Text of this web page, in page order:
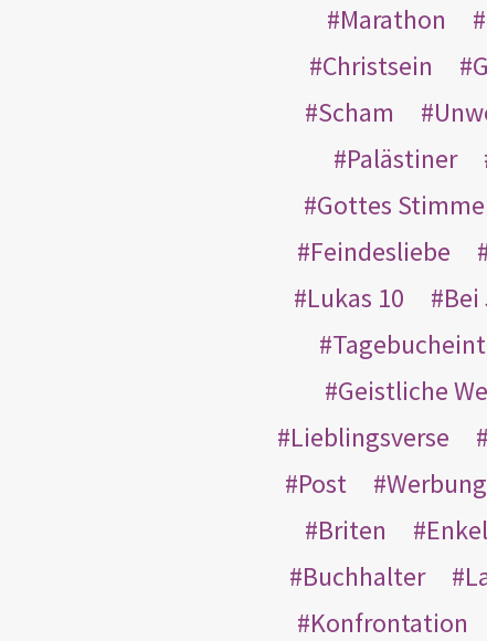
Marathon
Christsein
Scham
Palästiner
Gottes Stimme
Feindesliebe
Lukas 10
Bei
Geistliche
Lieblingsverse
Post
Werbung
Briten
Enkel
Buchhalter
Konfrontation